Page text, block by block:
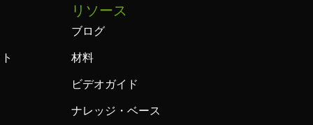
リソース
ブログ
材料
ビデオガイド
ナレッジ・ベース